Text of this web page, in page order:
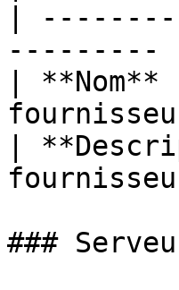
|
--------- |
|
|
###